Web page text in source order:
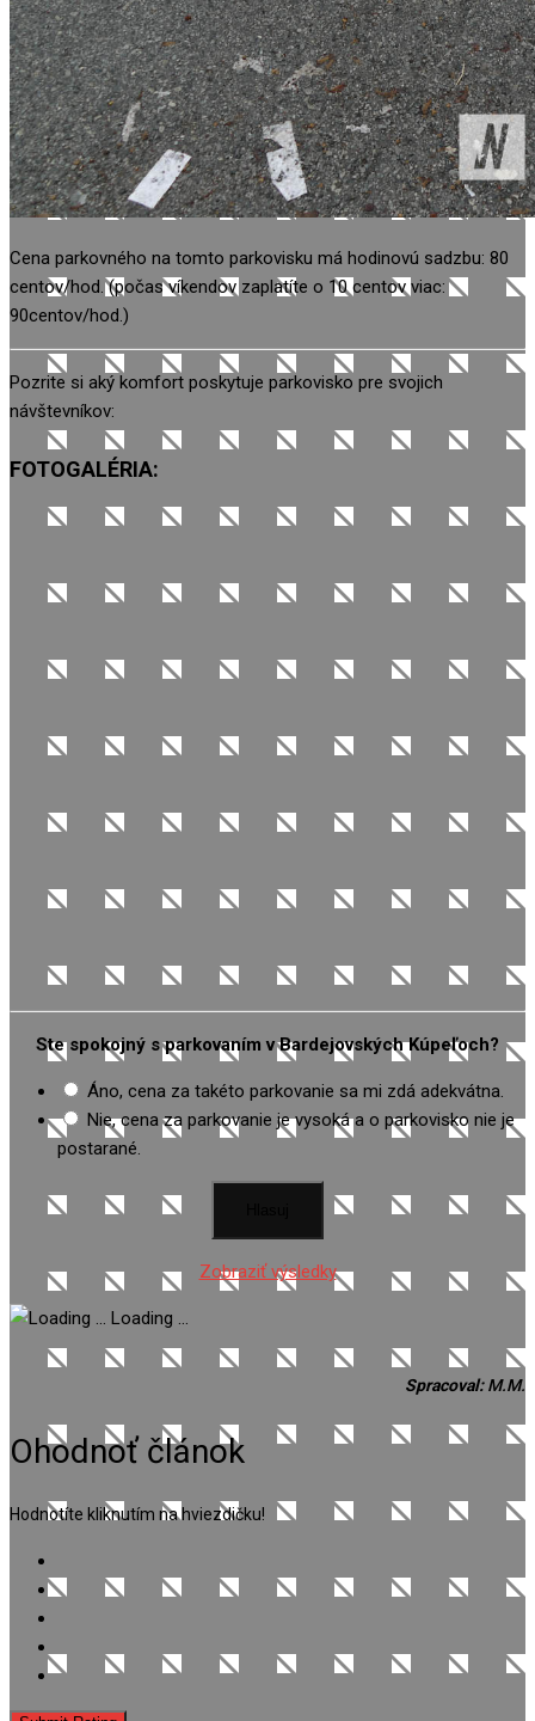
Cena parkovného na tomto parkovisku má hodinovú sadzbu: 80
centov/hod. (počas víkendov zaplatíte o 10 centov viac:
90centov/hod.)
Pozrite si aký komfort poskytuje parkovisko pre svojich
návštevníkov:
FOTOGALÉRIA:
Ste spokojný s parkovaním v Bardejovských Kúpeľoch?
Áno, cena za takéto parkovanie sa mi zdá adekvátna.
Nie, cena za parkovanie je vysoká a o parkovisko nie je
postarané.
Zobraziť výsledky
Loading ...
Spracoval:M.M.
Ohodnoť článok
Hodnotíte kliknutím na hviezdičku!